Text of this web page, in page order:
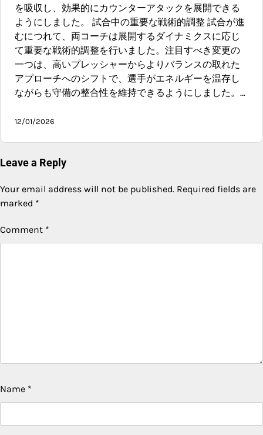
を吸収し、効果的にカウンターアタックを展開できる
ようにしました。 試合中の重要な戦術的調整 試合が進
むにつれて、両コーチは展開するダイナミクスに応じ
て重要な戦術的調整を行いました。注目すべき変更の
一つは、高いプレッシャーからよりバランスの取れた
アプローチへのシフトで、選手がエネルギーを温存し
ながらも守備の整合性を維持できるようにしました。…
12/01/2026
Leave a Reply
Your email address will not be published. Required fields are
marked *
Comment *
Name *